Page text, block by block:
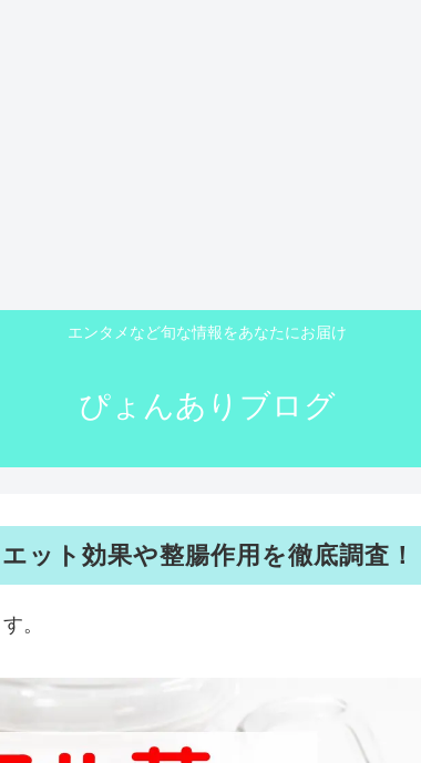
エンタメなど旬な情報をあなたにお届け
ぴょんありブログ
ット効果や整腸作用を徹底調査！
。